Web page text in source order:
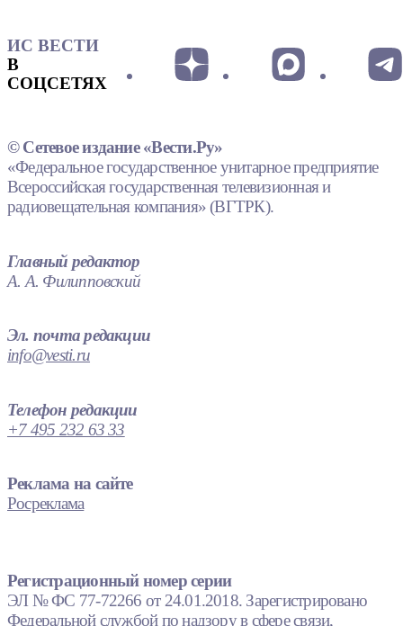
ИС ВЕСТИ
В
СОЦСЕТЯХ
© Сетевое издание «Вести.Ру»
«Федеральное государственное унитарное предприятие
Всероссийская государственная телевизионная и
радиовещательная компания» (ВГТРК).
Главный редактор
А. А. Филипповский
Эл. почта редакции
info@vesti.ru
Телефон редакции
+7 495 232 63 33
Реклама на сайте
Росреклама
Регистрационный номер серии
ЭЛ № ФС 77-72266 от 24.01.2018. Зарегистрировано
Федеральной службой по надзору в сфере связи,